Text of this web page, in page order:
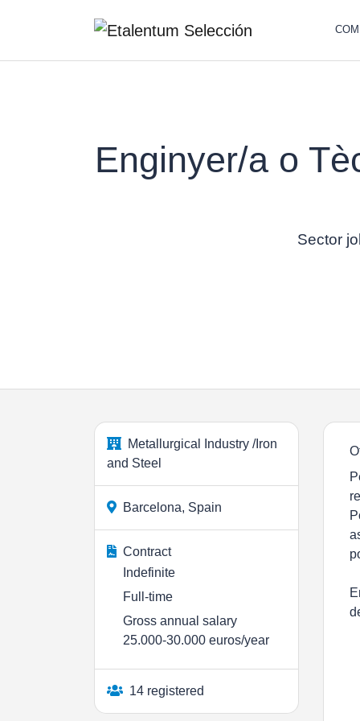
Enginyer/a o
Sector
Metallurgical Industry /Iron
and Steel
Barcelona, Spain
Contract
Indefinite
Full-time
Gross annual salary
25.000-30.000 euros/year
14 registered